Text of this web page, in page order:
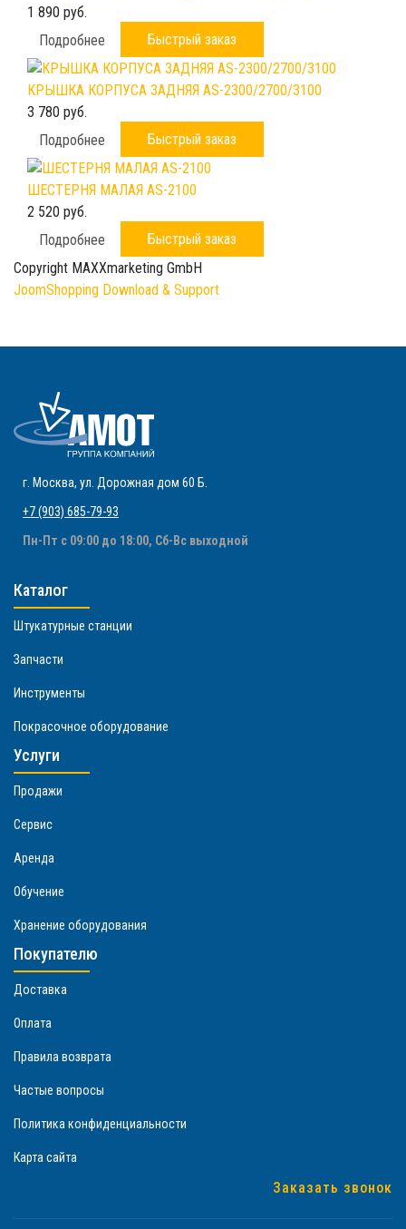
1 890 руб.
Подробнее
Быстрый заказ
КРЫШКА КОРПУСА ЗАДНЯЯ AS-2300/2700/3100
3 780 руб.
Подробнее
Быстрый заказ
ШЕСТЕРНЯ МАЛАЯ AS-2100
2 520 руб.
Подробнее
Быстрый заказ
Copyright MAXXmarketing GmbH
JoomShopping Download & Support
г. Москва, ул. Дорожная дом 60 Б
+7 (903) 685-79-93
Пн-Пт с 09:00 до 18:00, Сб-Вс выходной
Каталог
Штукатурные станции
Запчасти
Инструменты
Покрасочное оборудование
Услуги
Продажи
Сервис
Аренда
Обучение
Хранение оборудования
Покупателю
Доставка
Оплата
Правила возврата
Частые вопросы
Политика конфиденциальности
Карта сайта
Заказать звонок